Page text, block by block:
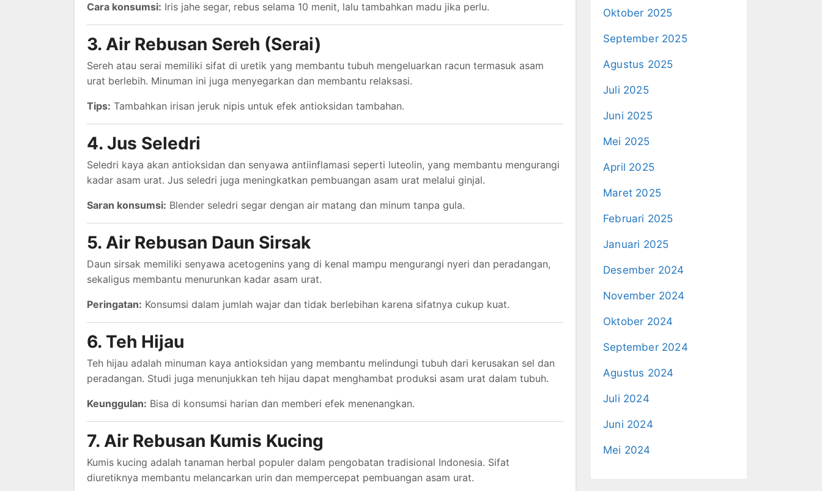
Cara konsumsi: Iris jahe segar, rebus selama 10 menit, lalu tambahkan madu jika perlu.
3. Air Rebusan Sereh (Serai)
Sereh atau serai memiliki sifat di uretik yang membantu tubuh mengeluarkan racun termasuk asam
urat berlebih. Minuman ini juga menyegarkan dan membantu relaksasi.
Tips: Tambahkan irisan jeruk nipis untuk efek antioksidan tambahan.
4. Jus Seledri
Seledri kaya akan antioksidan dan senyawa antiinflamasi seperti luteolin, yang membantu mengurangi
kadar asam urat. Jus seledri juga meningkatkan pembuangan asam urat melalui ginjal.
Saran konsumsi: Blender seledri segar dengan air matang dan minum tanpa gula.
5. Air Rebusan Daun Sirsak
Daun sirsak memiliki senyawa acetogenins yang di kenal mampu mengurangi nyeri dan peradangan,
sekaligus membantu menurunkan kadar asam urat.
Peringatan: Konsumsi dalam jumlah wajar dan tidak berlebihan karena sifatnya cukup kuat.
6. Teh Hijau
Teh hijau adalah minuman kaya antioksidan yang membantu melindungi tubuh dari kerusakan sel dan
peradangan. Studi juga menunjukkan teh hijau dapat menghambat produksi asam urat dalam tubuh.
Keunggulan: Bisa di konsumsi harian dan memberi efek menenangkan.
7. Air Rebusan Kumis Kucing
Kumis kucing adalah tanaman herbal populer dalam pengobatan tradisional Indonesia. Sifat
diuretiknya membantu melancarkan urin dan mempercepat pembuangan asam urat.
Oktober 2025
September 2025
Agustus 2025
Juli 2025
Juni 2025
Mei 2025
April 2025
Maret 2025
Februari 2025
Januari 2025
Desember 2024
November 2024
Oktober 2024
September 2024
Agustus 2024
Juli 2024
Juni 2024
Mei 2024